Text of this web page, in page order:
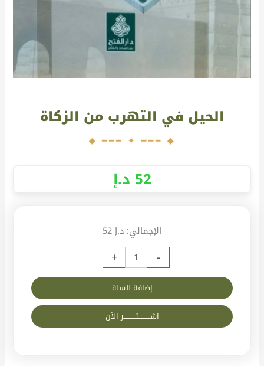
الحيل في التهرب من الزكاة
-
+
إضافة للسلة
اشــــــــــتــــــــــر الآن
الإجمالي: د.إ 52
52 د.إ